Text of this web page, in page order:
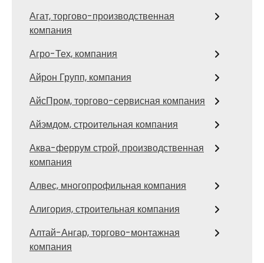
Агат, торгово-производственная
компания
Агро-Тех, компания
Айрон Групп, компания
АйсПром, торгово-сервисная компания
Айэмдом, строительная компания
Аква-феррум строй, производственная
компания
Алвес, многопрофильная компания
Алигория, строительная компания
Алтай-Ангар, торгово-монтажная
компания